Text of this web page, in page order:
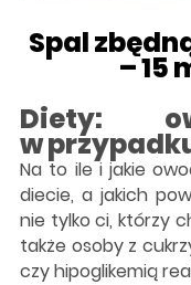
Spal
– 15
Diety:
w
Na to ile i jakie
diecie, a jakich
nie tylko ci, którzy
także osoby z
czy hipoglikemią